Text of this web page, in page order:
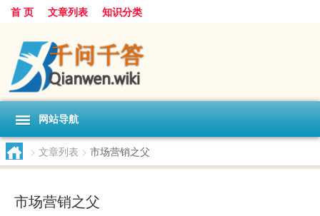
首 页 文章列表 知识分类
网站导航
> 文章列表 > 市场营销之父
市场营销之父